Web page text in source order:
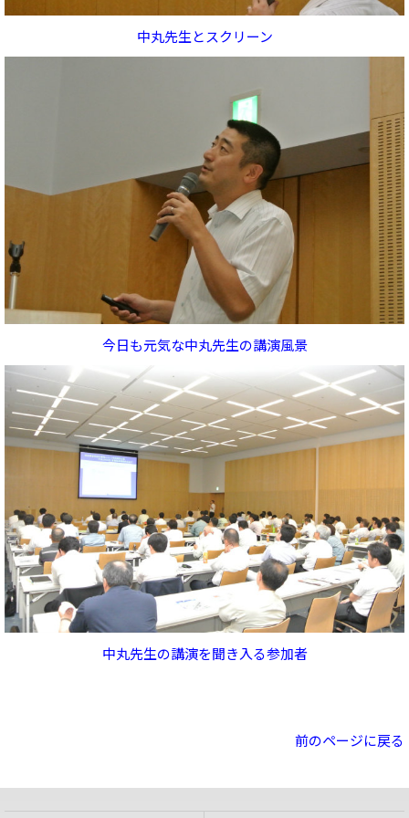
中丸先生とスクリーン
今日も元気な中丸先生の講演風景
中丸先生の講演を聞き入る参加者
前のページに戻る